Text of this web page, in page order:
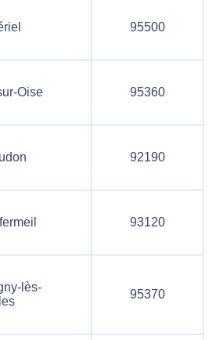
95500
Oise 95360
92190
93120
lès-
95370